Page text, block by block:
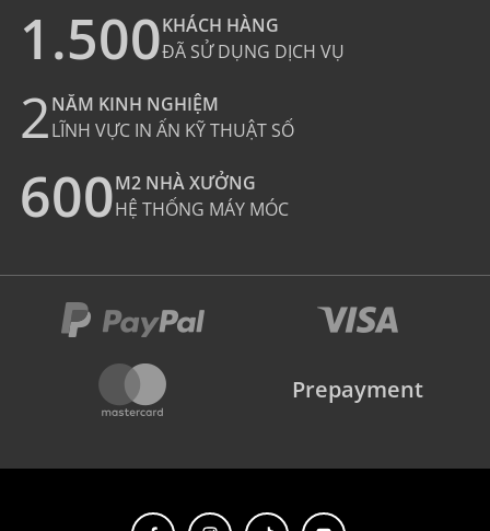
1.500KHÁCH HÀNG
ĐÃ SỬ DỤNG DỊCH VỤ
2NĂM KINH NGHIỆM
LĨNH VỰC IN ẤN KỸ THUẬT SỐ
600M2 NHÀ XƯỞNG
HỆ THỐNG MÁY MÓC
Prepayment